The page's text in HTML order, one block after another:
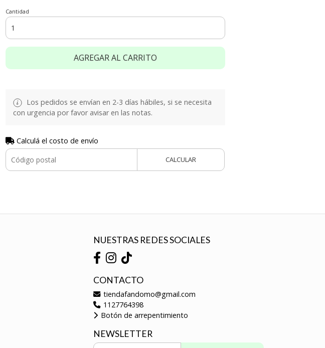
Cantidad
AGREGAR AL CARRITO
Los pedidos se envían en 2-3 días hábiles, si se necesita
con urgencia por favor avisar en las notas.
Calculá el costo de envío
CALCULAR
NUESTRAS REDES SOCIALES
CONTACTO
tiendafandomo@gmail.com
1127764398
Botón de arrepentimiento
NEWSLETTER